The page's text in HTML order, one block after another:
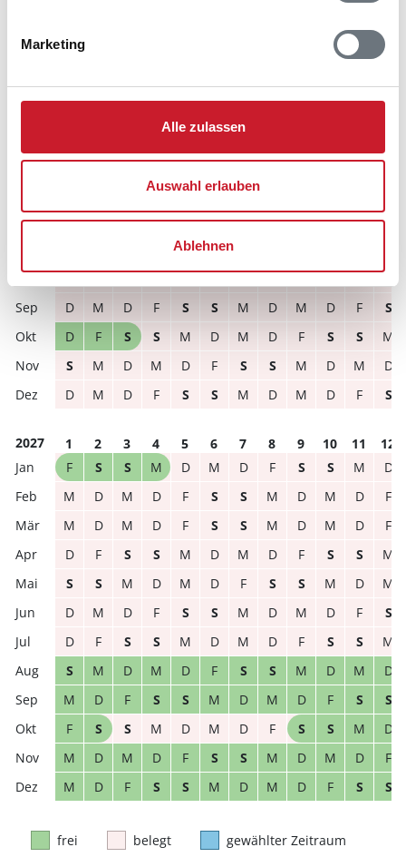
Marketing
Alle zulassen
Auswahl erlauben
Ablehnen
Bitte beachten Sie, dass sich bei Änderungen des
Hausbeschreibung und/oder der Ausstattung ergeben
frei belegt gewählter Zeitraum
5 6
S
S M D M D F S S M D
M
D
M D F S S M D M D F
S
D
F S S M D M D F S S
M
S
M D M D F S S M D M
D
D
M D F S S M D M D F S
2027 1 2 3 4 5 6 7 8 9 10 11
12
F
S S M D M D F S S M
D
M
D M D F S S M D M D
F
M
D M D F S S M D M D
F
D
F S S M D M D F S S
M
S
S M D M D F S S M D
M
D
M D F S S M D M D F
S
D
F S S M D M D F S S
M
S
M D M D F S S M D M
D
M
D F S S M D M D F S
S
F
S S M D M D F S S M
D
M
D M D F S S M D M D
F
M
D F S S M D M D F S S
frei belegt gewählter Zeitraum